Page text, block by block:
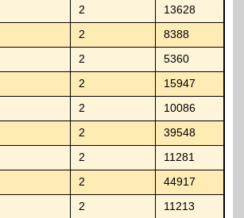
2 13628
2 8388
2 5360
2 15947
2 10086
2 39548
2 11281
2 44917
2 11213